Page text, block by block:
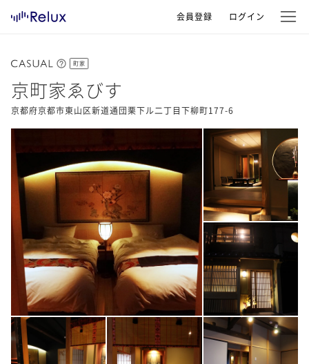
会員登録 ログイン
町家
京町家ゑびす
京都府京都市東山区新道通団栗下ル二丁目下柳町177-6